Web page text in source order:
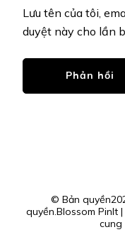
Lưu tên của tôi,
duyệt này cho lần
© Bản
quyền. Blossom PinIt
cung